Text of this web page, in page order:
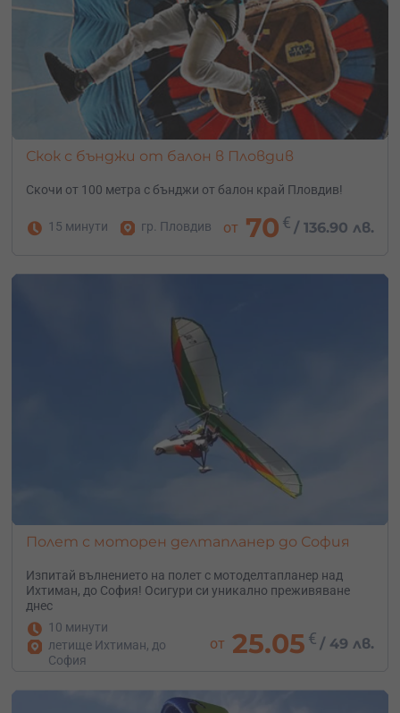
Скок с бънджи от балон в Пловдив
Скочи от 100 метра с бънджи от балон край Пловдив!
15 минути гр. Пловдив от 70 € / 136.90 лв.
Полет с моторен делтапланер до София
Изпитай вълнението на полет с мотоделтапланер над
Ихтиман, до София! Осигури си уникално преживяване
днес
10 минути
летище Ихтиман, до
София
от 25.05 € / 49 лв.